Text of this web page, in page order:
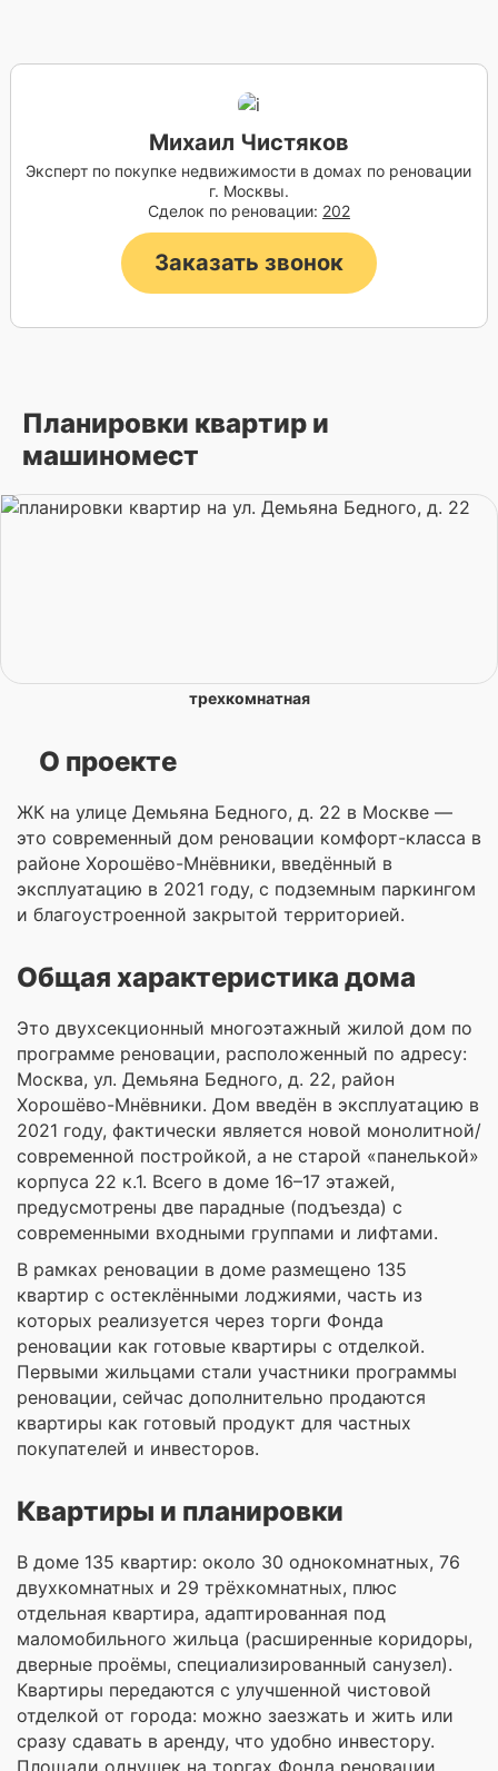
Михаил Чистяков
Эксперт по покупке недвижимости в домах по реновации
г. Москвы.
Сделок по реновации: 202
Заказать звонок
Планировки квартир и
машиномест
трехкомнатная
О проекте
ЖК на улице Демьяна Бедного, д. 22 в Москве —
это современный дом реновации комфорт-класса в
районе Хорошёво-Мнёвники, введённый в
эксплуатацию в 2021 году, с подземным паркингом
и благоустроенной закрытой территорией.
Общая характеристика дома
Это двухсекционный многоэтажный жилой дом по
программе реновации, расположенный по адресу:
Москва, ул. Демьяна Бедного, д. 22, район
Хорошёво-Мнёвники. Дом введён в эксплуатацию в
2021 году, фактически является новой монолитной/
современной постройкой, а не старой «панелькой»
корпуса 22 к.1. Всего в доме 16–17 этажей,
предусмотрены две парадные (подъезда) с
современными входными группами и лифтами.
В рамках реновации в доме размещено 135
квартир с остеклёнными лоджиями, часть из
которых реализуется через торги Фонда
реновации как готовые квартиры с отделкой.
Первыми жильцами стали участники программы
реновации, сейчас дополнительно продаются
квартиры как готовый продукт для частных
покупателей и инвесторов.
Квартиры и планировки
В доме 135 квартир: около 30 однокомнатных, 76
двухкомнатных и 29 трёхкомнатных, плюс
отдельная квартира, адаптированная под
маломобильного жильца (расширенные коридоры,
дверные проёмы, специализированный санузел).
Квартиры передаются с улучшенной чистовой
отделкой от города: можно заезжать и жить или
сразу сдавать в аренду, что удобно инвестору.
Площади однушек на торгах Фонда реновации